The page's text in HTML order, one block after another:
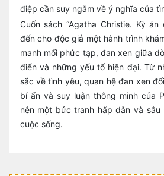
điệp cần suy ngẫm về ý nghĩa của
Cuốn sách “Agatha Christie. Kỳ
đến cho độc giả một hành trình
manh mối phức tạp, đan xen giữa
điển và những yếu tố hiện đại. Từ
sắc về tình yêu, quan hệ đan xen
bí ẩn và suy luận thông minh của
nên một bức tranh hấp dẫn và
cuộc sống.